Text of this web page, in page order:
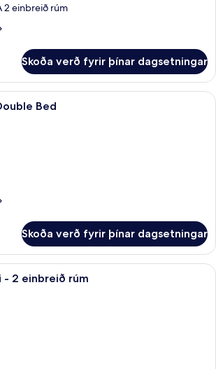
2 einbreið rúm
Skoða verð fyrir þínar dagsetningar
Míníbar, skrifborð, vinnuaðstaða
Bed
Skoða verð fyrir þínar dagsetningar
Míníbar, skrifborð, vinnuaðstaða
2 einbreið rúm